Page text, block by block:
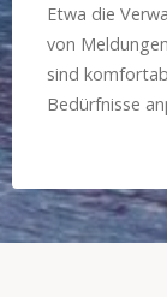
Etwa die
von
sind
Bedürfnisse